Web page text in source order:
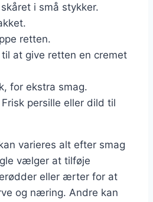
i små stykker.
retten.
til at give retten en cremet
for ekstra smag.
Frisk persille eller dild til
varieres alt efter smag
vælger at tilføje
eller ærter for at
og næring. Andre kan